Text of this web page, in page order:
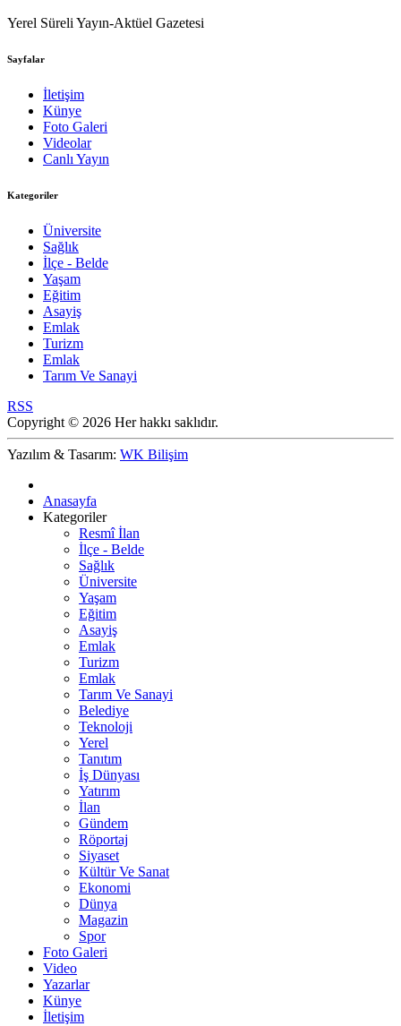
Yerel Süreli Yayın-Aktüel Gazetesi
Sayfalar
İletişim
Künye
Foto Galeri
Videolar
Canlı Yayın
Kategoriler
Üniversite
Sağlık
İlçe - Belde
Yaşam
Eğitim
Asayiş
Emlak
Turizm
Emlak
Tarım Ve Sanayi
RSS
Copyright © 2026 Her hakkı saklıdır.
Yazılım & Tasarım: WK Bilişim
Anasayfa
Kategoriler
Resmî İlan
İlçe - Belde
Sağlık
Üniversite
Yaşam
Eğitim
Asayiş
Emlak
Turizm
Emlak
Tarım Ve Sanayi
Belediye
Teknoloji
Yerel
Tanıtım
İş Dünyası
Yatırım
İlan
Gündem
Röportaj
Siyaset
Kültür Ve Sanat
Ekonomi
Dünya
Magazin
Spor
Foto Galeri
Video
Yazarlar
Künye
İletişim